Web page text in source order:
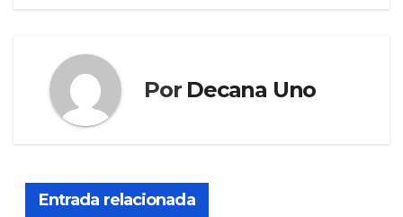
Por Decana Uno
Entrada relacionada